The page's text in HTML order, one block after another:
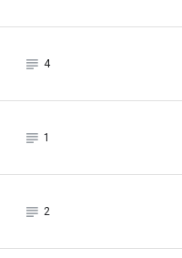
subject_black
4
subject_black
1
subject_black
2